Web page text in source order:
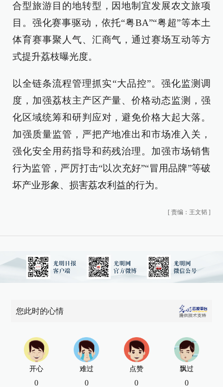
合型旅游目的地转型，因地制宜发展农文旅项
目。强化赛事驱动，依托“粤BA”“粤超”等本土
体育赛事聚人气、汇商气，通过赛场互动等方
式提升荔枝曝光度。
以全链条流程管理抓实“大品控”。强化监测调
度，加强荔枝主产区产量、价格动态监测，强
化区域统筹和研判应对，避免价格大起大落。
加强质量监管，严把产地准出和市场准入关，
强化安全用药指导和药残治理。加强市场销售
行为监管，严厉打击“以次充好”“冒用品牌”等破
坏产业形象、损害荔农利益的行为。
[ 责编：王文韬 ]
您此时的心情
开心
0
难过
0
点赞
0
飘过
0